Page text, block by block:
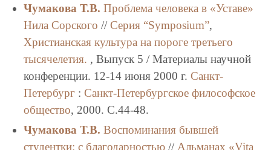
Чумакова Т.В. Проблема человека в «Уставе»
Нила Сорского // Серия “Symposium”,
Христианская культура на пороге третьего
тысячелетия. , Выпуск 5 / Материалы научной
конференции. 12-14 июня 2000 г. Санкт-
Петербург: Санкт-Петербургское философское
общество, 2000. C.44-48.
Чумакова Т.В. Воспоминания бывшей
студентки: с благодарностью// Альманах «Vita